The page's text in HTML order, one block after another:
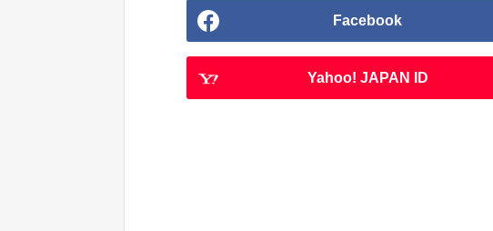
Facebook
Yahoo! JAPAN ID